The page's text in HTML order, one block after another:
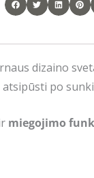
dizaino
po
miegojimo